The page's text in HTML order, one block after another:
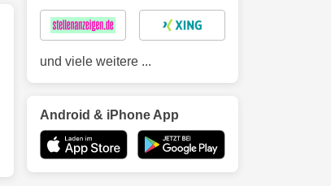
und viele weitere ...
Android & iPhone App